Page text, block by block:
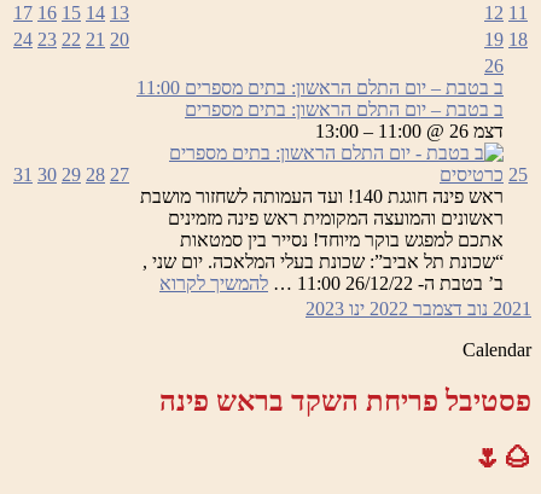
11
12
13
14
15
16
17
18
19
20
21
22
23
24
25
26
ב בטבת – יום התלם הראשון: בתים מספרים 11:00
ב בטבת – יום התלם הראשון: בתים מספרים
דצמ 26 @ 11:00 – 13:00
כרטיסים
ראש פינה חוגגת 140! ועד העמותה לשחזור מושבת
ראשונים והמועצה המקומית ראש פינה מזמינים
אתכם למפגש בוקר מיוחד! נסייר בין סמטאות
“שכונת תל אביב”: שכונת בעלי המלאכה. יום שני ,
ב’ בטבת ה- 26/12/22 11:00 …
להמשיך לקרוא
27
28
29
30
31
2021 נוב דצמבר 2022 ינו 2023
Calendar
פסטיבל פריחת השקד בראש פינה
🌰🌷